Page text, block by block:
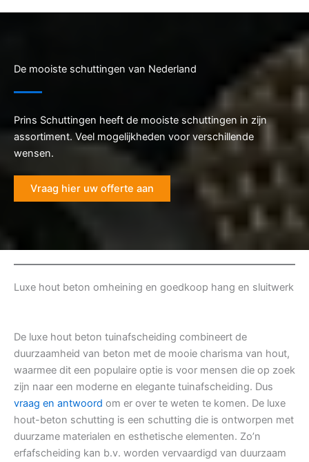
De mooiste schuttingen van Nederland
Prins Schuttingen heeft de mooiste schuttingen in zijn
assortiment. Veel mogelijkheden voor verschillende
wensen.
Vraag hier uw offerte aan
Luxe hout beton omheining en goedkoop hang en sluitwerk
De luxe hout beton tuinafscheiding combineert de
duurzaamheid van beton met de mooie charisma van hout,
waarmee dit een populaire optie is voor mensen die op zoek
zijn naar een moderne en elegante tuinafscheiding. Dus
vraag en antwoord om er over te weten te komen. De luxe
hout-beton schutting is een schutting die is ontworpen met
duurzame materialen en esthetische elementen. Zo’n
erfafscheiding kan b.v. worden vervaardigd van duurzaam